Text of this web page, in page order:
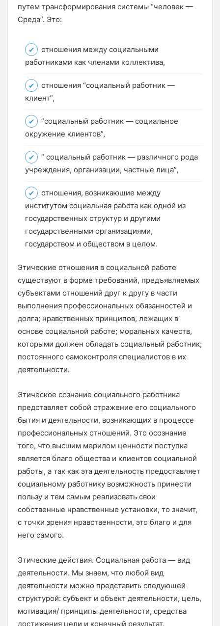
путем трансформирования системы “человек —
Среда”. Это:
отношения между социальными
работниками как членами коллектива,
отношения “социальный работник —
клиент”,
“социальный работник — социальное
окружение клиентов”,
“ социальный работник — различного рода
учреждения, организации, частные лица”,
отношения, возникающие между
институтом социальная работа как одной из
государственных структур и другими
государственными организациями,
государством и обществом в целом.
Этические отношения в социальной работе
существуют в форме требований, предъявляемых
субъектами отношений друг к другу в части
выполнения профессиональных обязанностей и
долга; нравственных принципов, лежащих в
основе социальной работе; моральных качеств,
которыми должен обладать социальный работник;
постоянного самоконтроля специалистов в их
деятельности.
Этическое сознание социального работника
представляет собой отражение его социального
бытия и деятельности, возникающих в процессе
профессиональных отношений. Это осознание
того, что высшим мерилом ценности поступка
является благо общества и клиентов социальной
работы, а так как эта деятельность предоставляет
социальному работнику возможность принести
пользу и тем самым реализовать свои
собственные нравственные установки, то значит,
с точки зрения нравственности, это благо и для
него самого.
Этические действия. Социальная работа — вид
деятельности. Мы знаем, что любой вид
деятельности можно представить следующей
структурой: субъект и объект деятельности, цель,
мотивация/ принципы деятельности, средства
достижения цели и конечный результат.